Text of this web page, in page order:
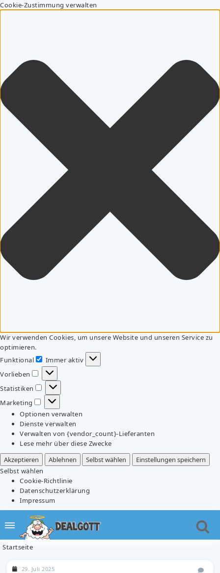
Cookie-Zustimmung verwalten
Wir verwenden Cookies, um unsere Website und unseren Service zu
optimieren.
Funktional
Funktional
Immer aktiv
Vorlieben
Vorlieben
Statistiken
Statistiken
Marketing
Marketing
Optionen verwalten
Dienste verwalten
Verwalten von {vendor_count}-Lieferanten
Lese mehr über diese Zwecke
Akzeptieren
Ablehnen Selbst wählen
Einstellungen speichern
Selbst wählen
Cookie-Richtlinie
Datenschutzerklärung
Impressum
Startseite
29. Juli 2025